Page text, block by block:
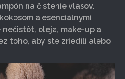
na čistenie vlasov.
a esenciálnymi
oleja, make-up a
toho, aby ste zriedili alebo